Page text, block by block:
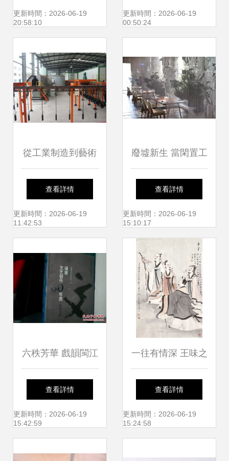
廠里的新晉文創園
更新時間：2026-06-19
20:58:10
開啟“石材+旅游”跨
更新時間：2026-06-19
00:50:24
從工業制造到藝術
表達 江西眾創涂裝
設備廠的多元服務
查看詳情
更新時間：2026-06-19
11:42:53
廢墟新生 當閑置工
廠邂逅文藝，工業
風餐廳如何成為城
查看詳情
更新時間：2026-06-19
15:10:17
六秩芳華 戲韻閩江
——《福建文藝創
作60年選·戲劇文
查看詳情
更新時間：2026-06-19
15:42:59
一往有情深 王味之
的藝術世界與文藝
創作
查看詳情
更新時間：2026-06-19
15:24:58